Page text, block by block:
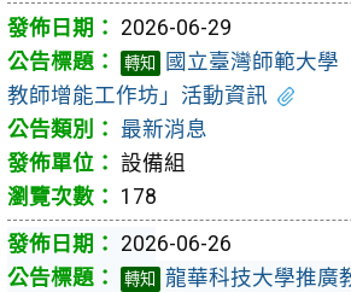
2026-06-29
轉知
國立臺灣師範大學
教師增能工作坊」活動資訊
最新消息
設備組
178
2026-06-26
轉知
龍華科技大學推廣